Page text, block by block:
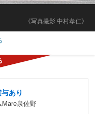
《写真撮影 中村孝仁》
あり
泉佐野